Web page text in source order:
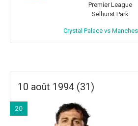
Premier League
Selhurst Park
Crystal Palace vs
10 août 1994 (31)
20